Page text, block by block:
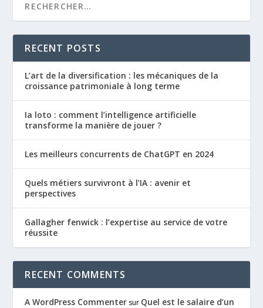
RECENT POSTS
L’art de la diversification : les mécaniques de la
croissance patrimoniale à long terme
Ia loto : comment l’intelligence artificielle
transforme la manière de jouer ?
Les meilleurs concurrents de ChatGPT en 2024
Quels métiers survivront à l’IA : avenir et
perspectives
Gallagher fenwick : l’expertise au service de votre
réussite
RECENT COMMENTS
A WordPress Commenter sur Quel est le salaire d’un